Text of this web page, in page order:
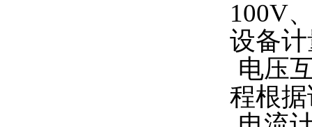
100V
设备
电压
程根